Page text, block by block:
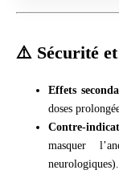
⚠️ Sécurité
Effets
doses
Contre-
masquer